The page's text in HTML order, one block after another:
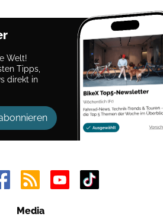
Welt!
Tipps,
direkt in
Media